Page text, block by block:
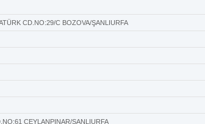
CD.NO:29/C BOZOVA/ŞANLIURFA
CEYLANPINAR/ŞANLIURFA